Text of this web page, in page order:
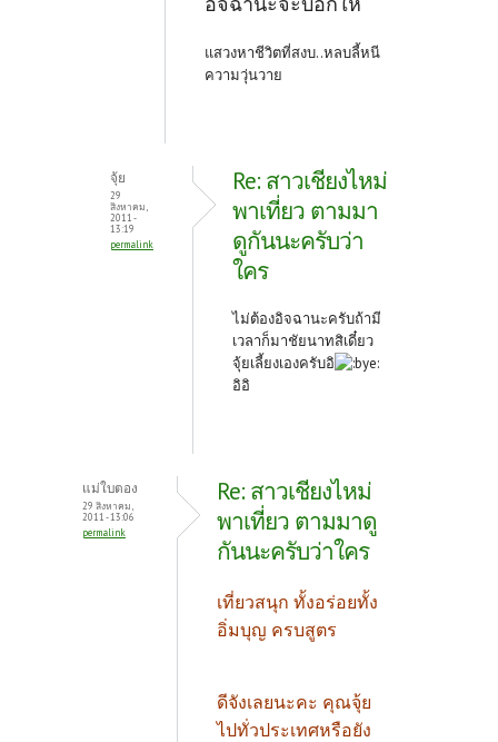
แสวงหาชีวิตที่สงบ..หลบลี้หนี
ความวุ่นวาย
จุ้ย
29
สิงหาคม,
2011 -
13:19
permalink
Re: สาวเชียงไหม่
พาเที่ยว ตามมา
ดูกันนะครับว่า
ใคร
ไม่ต้องอิจฉานะครับถ้ามี
เวลาก็มาชัยนาทสิเดี๋ยว
จุ้ยเลี้ยงเองครับอิ
อิอิ
แม่ใบตอง
29 สิงหาคม,
2011 - 13:06
permalink
Re: สาวเชียงไหม่
พาเที่ยว ตามมาดู
กันนะครับว่าใคร
เที่ยวสนุก ทั้งอร่อยทั้ง
อิ่มบุญ ครบสูตร
ดีจังเลยนะคะ คุณจุ้ย
ไปทั่วประเทศหรือยัง